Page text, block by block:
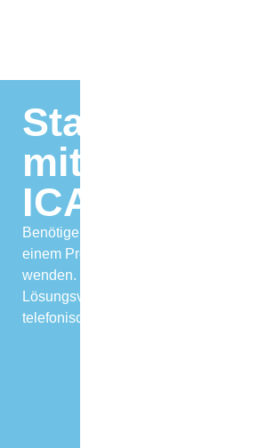
Starten Sie
mit
ICARO
Benötigen Sie Unterstützung oder
einem Produkt? Zögern Sie nicht, sich
wenden. Wir bieten Ihnen
Lösungsvorschläge und kompetente
telefonisch als auch persönlich vor Ort.